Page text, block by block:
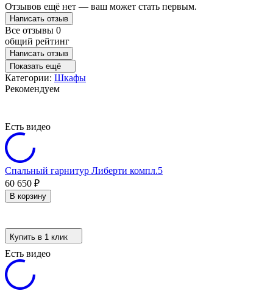
Отзывов ещё нет — ваш может стать первым.
Написать отзыв
Все отзывы 0
общий рейтинг
Написать отзыв
Показать ещё
Категории: Шкафы
Рекомендуем
Есть видео
Спальный гарнитур Либерти компл.5
60 650 ₽
В корзину
Купить в 1 клик
Есть видео